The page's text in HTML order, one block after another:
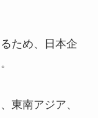
ため、日本企
東南アジア、